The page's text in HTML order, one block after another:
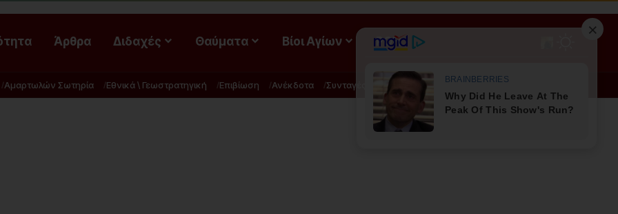
Άρθρα Διδαχές Θαύματα Βίοι Αγίων ΡΟΗ
Αμαρτωλών Σωτηρία Εθνικά \ Γεωστρατηγική Επιβίωση Ανέκδοτα Συνταγές Διατροφή - Φυσική Ιατρική